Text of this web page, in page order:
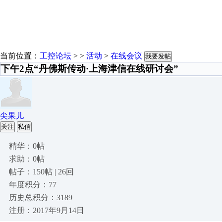
当前位置： 工控论坛 > > 活动 > 在线会议 我要发帖
下午2点“丹佛斯传动·上海津信在线研讨会”
尖果儿
关注 私信
精华：0帖
求助：0帖
帖子：150帖 | 26回
年度积分：77
历史总积分：3189
注册：2017年9月14日